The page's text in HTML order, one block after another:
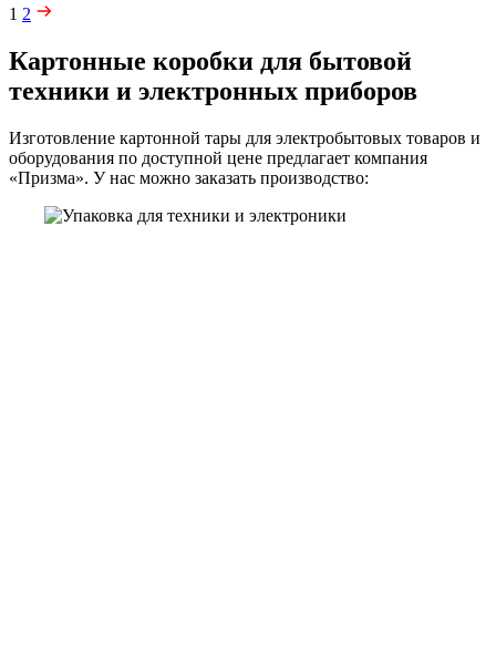
1 2
Картонные коробки для бытовой
техники и электронных приборов
Изготовление картонной тары для электробытовых товаров и
оборудования по доступной цене предлагает компания
«Призма». У нас можно заказать производство: